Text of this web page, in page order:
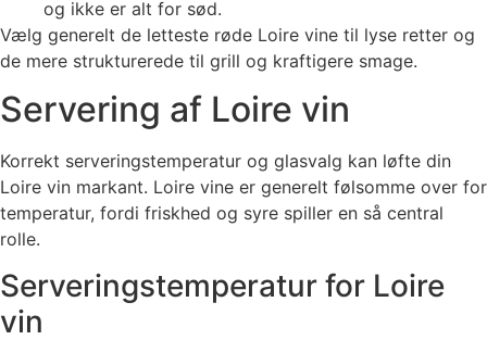
og ikke er alt for sød.
Vælg generelt de letteste røde Loire vine til lyse retter og
de mere strukturerede til grill og kraftigere smage.
Servering af Loire vin
Korrekt serveringstemperatur og glasvalg kan løfte din
Loire vin markant. Loire vine er generelt følsomme over for
temperatur, fordi friskhed og syre spiller en så central
rolle.
Serveringstemperatur for Loire
vin